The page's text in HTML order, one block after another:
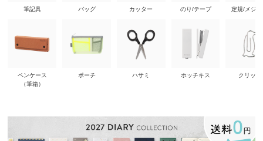
筆記具
ペンケース
（筆箱）
バッグ
ポーチ
カッター
ハサミ
のり/テープ
ホッチキス
定規/メジ
クリップ